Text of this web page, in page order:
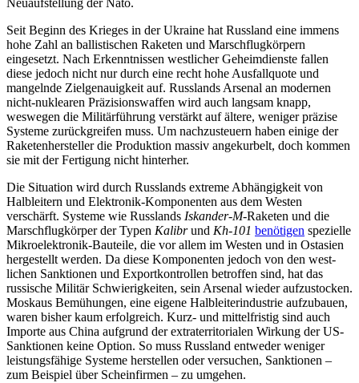
Neuaufstellung der Nato.
Seit Beginn des Krieges in der Ukraine hat Russland eine immens
hohe Zahl an ballis­tischen Raketen und Marschflug­körpern
eingesetzt. Nach Erkenntnissen westlicher Geheimdienste fallen
diese je­doch nicht nur durch eine recht hohe Aus­fallquote und
mangelnde Zielgenauigkeit auf. Russ­lands Arsenal an modernen
nicht-nuklearen Präzisionswaffen wird auch langsam knapp,
weswegen die Militär­führung verstärkt auf ältere, weniger präzise
Systeme zurückgreifen muss. Um nach­zusteuern haben einige der
Raketenhersteller die Produktion massiv angekurbelt, doch kommen
sie mit der Fertigung nicht hinterher.
Die Situation wird durch Russlands ex­treme Abhängigkeit von
Halbleitern und Elektronik-Komponenten aus dem Westen
verschärft. Systeme wie Russlands Iskander-M-Raketen und die
Marschflugkörper der Typen Kalibrund Kh-101 benötigen spezielle
Mikroelektronik-Bauteile, die vor allem im Westen und in Ostasien
hergestellt werden. Da diese Komponenten jedoch von den west­
lichen Sanktionen und Exportkontrollen betroffen sind, hat das
russische Militär Schwierigkeiten, sein Arsenal wieder auf­zustocken.
Moskaus Bemühungen, eine eigene Halbleiterindustrie aufzubauen,
waren bisher kaum erfolgreich. Kurz- und mittelfristig sind auch
Importe aus China aufgrund der extraterritorialen Wirkung der US-
Sank­tionen keine Option. So muss Russland entweder weniger
leistungsfähige Systeme herstellen oder versuchen, Sank­tionen –
zum Beispiel über Scheinfirmen – zu umgehen.